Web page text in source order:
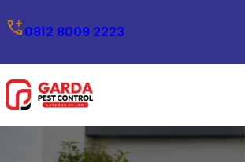
ke 0812 8009 2223